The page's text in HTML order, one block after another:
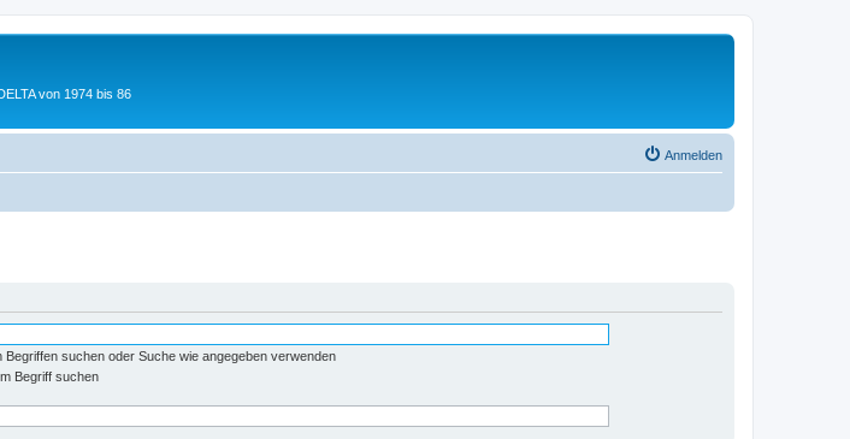
von 1974 bis 86
Anmelden
Begriffen suchen oder Suche wie angegeben verwenden
Begriff suchen